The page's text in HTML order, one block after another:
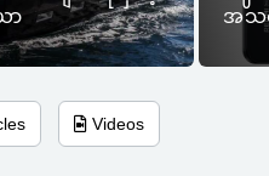
ာ
အသ
Videos